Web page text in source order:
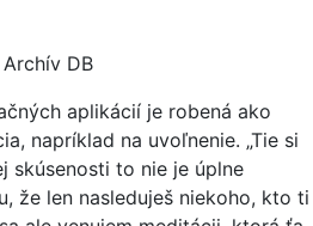
Archív DB
aplikácií je robená ako
napríklad na uvoľnenie. „Tie si
skúsenosti to nie je úplne
že len nasleduješ niekoho, kto ti